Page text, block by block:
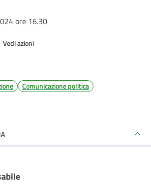
ore 16.30
Vedi azioni
Comunicazione politica